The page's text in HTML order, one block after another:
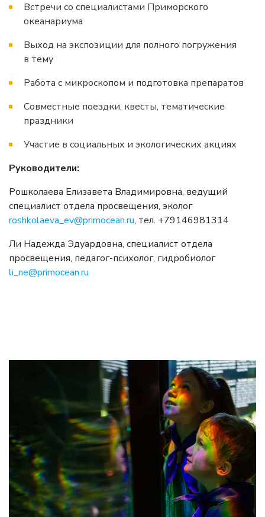
Встречи со специалистами Приморского
океанариума
Выход на экспозиции для полного погружения
в тему
Работа с микроскопом и подготовка препаратов
Совместные поездки, квесты, тематические
праздники
Участие в социальных и экологических акциях
Руководители:
Рошколаева Елизавета Владимировна, ведущий
специалист отдела просвещения, эколог
roshkolaeva_ev@primocean.ru, тел. +79146981314
Ли Надежда Эдуардовна, специалист отдела
просвещения, педагог-психолог, гидробиолог
li_ne@primocean.ru